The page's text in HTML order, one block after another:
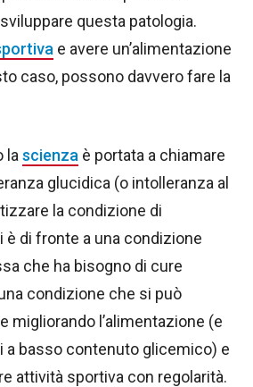
questa patologia.
e avere un’alimentazione
caso, possono davvero fare la
la scienza è portata a chiamare
glucidica (o intolleranza al
la condizione di
è di fronte a una condizione
che ha bisogno di cure
condizione che si può
migliorando l’alimentazione (e
a basso contenuto glicemico) e
attività sportiva con regolarità.